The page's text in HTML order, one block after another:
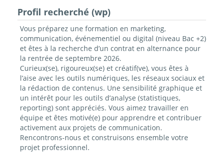
Profil recherché (wp)
Vous préparez une formation en marketing,
communication, événementiel ou digital (niveau Bac +2)
et êtes à la recherche d’un contrat en alternance pour
la rentrée de septembre 2026.
Curieux(se), rigoureux(se) et créatif(ve), vous êtes à
l’aise avec les outils numériques, les réseaux sociaux et
la rédaction de contenus. Une sensibilité graphique et
un intérêt pour les outils d’analyse (statistiques,
reporting) sont appréciés. Vous aimez travailler en
équipe et êtes motivé(e) pour apprendre et contribuer
activement aux projets de communication.
Rencontrons-nous et construisons ensemble votre
projet professionnel.